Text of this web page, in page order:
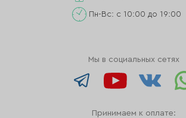
Пн-Вс: с 10:00 до 19:00
Мы в социальных сетях
Принимаем к оплате: